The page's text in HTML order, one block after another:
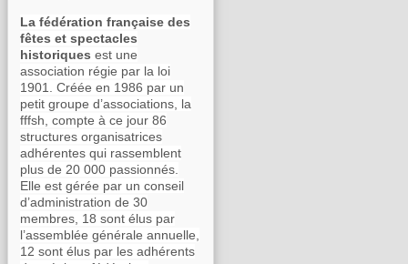
La fédération française des
fêtes et spectacles
historiques est une
association régie par la loi
1901. Créée en 1986 par un
petit groupe d’associations, la
fffsh, compte à ce jour 86
structures organisatrices
adhérentes qui rassemblent
plus de 20 000 passionnés.
Elle est gérée par un conseil
d’administration de 30
membres, 18 sont élus par
l’assemblée générale annuelle,
12 sont élus par les adhérents